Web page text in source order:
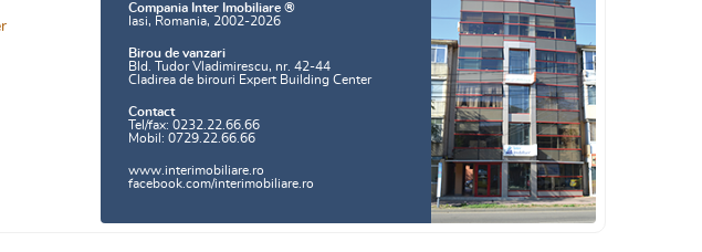
Compania Inter Imobiliare ®
Iasi, Romania, 2002-2026
Birou de vanzari
Bld. Tudor Vladimirescu, nr. 42-44
Cladirea de birouri Expert Building Center
Contact
Tel/fax: 0232.22.66.66
Mobil: 0729.22.66.66
www.interimobiliare.ro
facebook.com/interimobiliare.ro